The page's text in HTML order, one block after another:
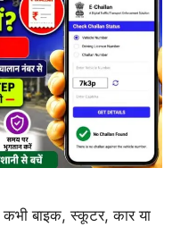
बाइक, स्कूटर, कार या